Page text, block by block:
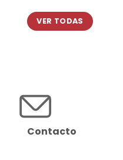
VER TODAS
Contacto